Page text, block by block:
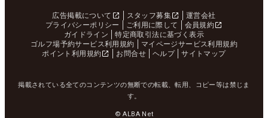
広告掲載について スタッフ募集
運営会社
プライバシーポリシー
ご利用に際して
会員規約
ガイドライン
特定商取引法に基づく表示
ゴルフ場予約サービス利用規約
マイページサービス利用規約
ポイント利用規約
お問合せ ヘルプ サイトマップ
掲載されている全てのコンテンツの無断での転載、転用、コピー等は禁じま
す。
© ALBA Net